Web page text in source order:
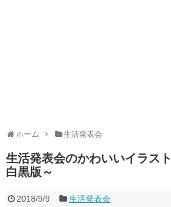
ホーム 生活発表会
生活発表会のかわいいイラス
白黒版～
2018/9/9 生活発表会